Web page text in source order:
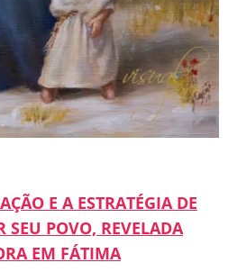
E A ESTRATÉGIA DE
SEU POVO, REVELADA
EM FÁTIMA